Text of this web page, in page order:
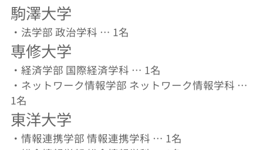
駒澤大学
・法学部 政治学科 … 1名
専修大学
・経済学部 国際経済学科 … 1名
・ネットワーク情報学部 ネットワーク情報学科 …
1名
東洋大学
・情報連携学部 情報連携学科 … 1名